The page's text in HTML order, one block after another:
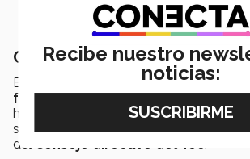
Cuidado e impulso al
El ingeniero Ricardo Guajardo
frente a las crisis económicas
han afectado a México y otras regiones
sido uno de los retos más importantes
del Consejo directivo del Tec.
Recibe nuestro
noticias: